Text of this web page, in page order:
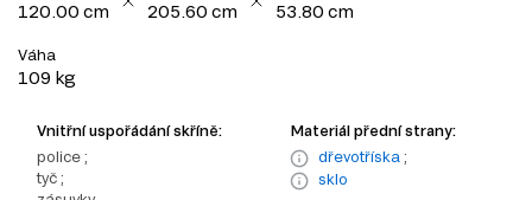
120.00 cm 205.60 cm 53.80 cm
Váha
109 kg
Vnitřní uspořádání skříně:
police ;
tyč ;
Materiál přední strany:
dřevotříska ;
sklo